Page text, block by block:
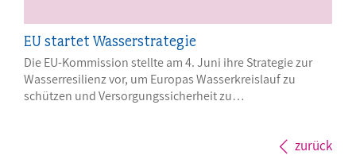
EU startet Wasserstrategie
Die EU-Kommission stellte am 4. Juni ihre Strategie zur
Wasserresilienz vor, um Europas Wasserkreislauf zu
schützen und Versorgungssicherheit zu…
zurück